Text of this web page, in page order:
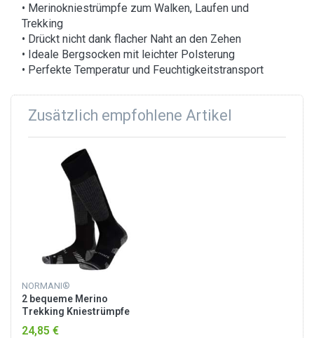
• Merinokniestrümpfe zum Walken, Laufen und
Trekking
• Drückt nicht dank flacher Naht an den Zehen
• Ideale Bergsocken mit leichter Polsterung
• Perfekte Temperatur und Feuchtigkeitstransport
Zusätzlich empfohlene Artikel
NORMANI®
2 bequeme Merino
Trekking Kniestrümpfe
mit Frotteesohle Schwarz
24,85 €